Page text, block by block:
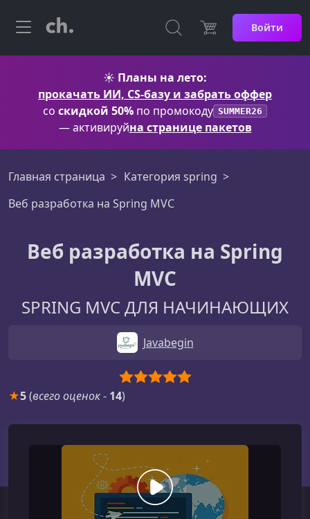
Войти
☀️ Планы на лето:
прокачать ИИ, CS-базу и забрать оффер
со скидкой 50% по промокоду SUMMER26
— активируйна странице пакетов
Главная страница
Категория spring
Веб разработка на Spring MVC
Веб разработка на Spring
MVC
SPRING MVC ДЛЯ НАЧИНАЮЩИХ
Javabegin
★5(всего оценок- 14)